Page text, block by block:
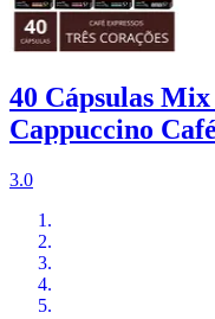
40 Cápsulas
Cappuccino
3.0